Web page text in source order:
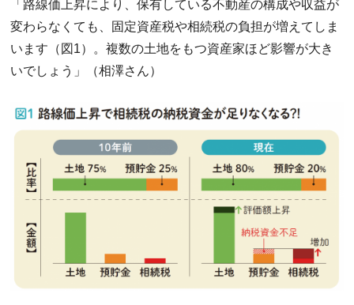
「路線価上昇により、保有している不動産の構成や収益が
変わらなくても、固定資産税や相続税の負担が増えてしま
います（図1）。複数の土地をもつ資産家ほど影響が大き
いでしょう」（相澤さん）